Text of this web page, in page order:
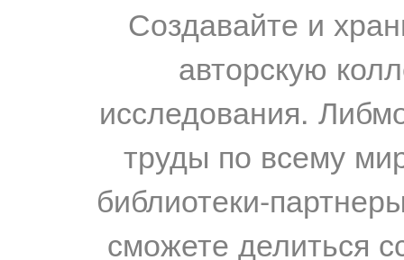
Создавайте и
авторскую
исследования.
труды по всему
библиотеки-
сможете делиться